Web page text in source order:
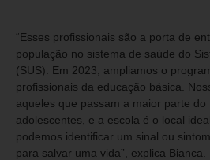
“Esses profissionais são a porta de
população no sistema de saúde do
(SUS). Em 2023, ampliamos o
profissionais da educação básica.
aqueles que passam a maior parte
adolescentes, e a escola é o local
podemos identificar um sinal ou
para salvar uma vida”, explica Bianca.